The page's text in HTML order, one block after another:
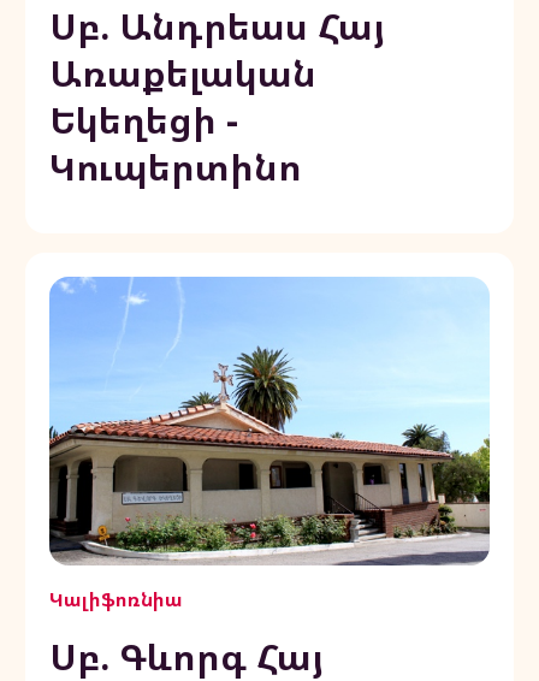
Սբ. Անդրեաս Հայ
Առաքելական
Եկեղեցի -
Կուպերտինո
Կալիֆոռնիա
Սբ. Գևորգ Հայ